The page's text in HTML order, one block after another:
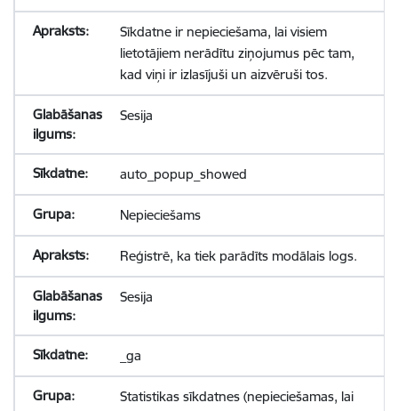
Sīkdatne ir nepieciešama, lai visiem
lietotājiem nerādītu ziņojumus pēc tam,
kad viņi ir izlasījuši un aizvēruši tos.
Sesija
auto_popup_showed
Nepieciešams
Reģistrē, ka tiek parādīts modālais logs.
Sesija
_ga
Statistikas sīkdatnes (nepieciešamas, lai